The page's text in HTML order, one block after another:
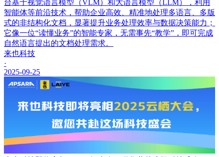
台基于视觉语言模型（VLM）和大语言模型（LLM），利用
智能体等前沿技术，帮助企业高效、精准地处理多语言、多版
式的非结构化文档，显著提升业务处理效率与数据决策能力；
它像一位“读懂业务”的智能专家，无需事先“教学”，即可完成
自然语言提出的文档处理需求。
来也科技
·
2025-09-25